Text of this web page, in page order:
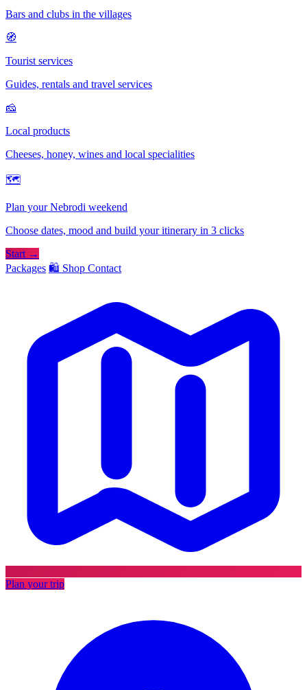
Bars and clubs in the villages
🧭
Tourist services
Guides, rentals and travel services
🧀
Local products
Cheeses, honey, wines and local specialities
🗺
Plan your Nebrodi weekend
Choose dates, mood and build your itinerary in 3 clicks
Start →
Packages 🛍️ Shop Contact
Plan your trip